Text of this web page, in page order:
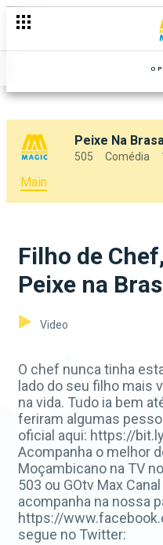
Peixe Na
505 Comédia
Main
Filho de
Peixe na
Video
O chef nunca tinha
lado do seu filho mais
na vida. Tudo ia bem
feriram algumas
oficial aqui: https://
Acompanha o melhor
Moçambicano na TV
503 ou GOtv Max
acompanha na nossa
https://
segue no Twitter: